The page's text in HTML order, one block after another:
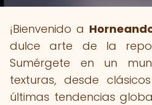
¡Bienvenido a
dulce arte de la
Sumérgete en un
texturas, desde
últimas tendencias